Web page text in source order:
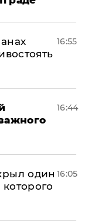
16:55
16:44
один 16:05